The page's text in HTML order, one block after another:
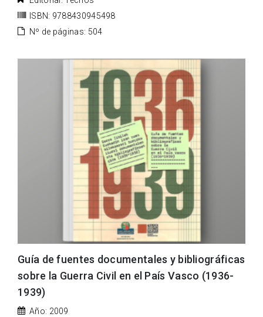
ISBN: 9788430945498
Nº de páginas: 504
Guía de fuentes documentales y bibliográficas
sobre la Guerra Civil en el País Vasco (1936-
1939)
Año: 2009